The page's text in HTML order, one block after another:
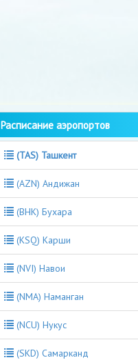
Расписание аэропортов
(TAS) Ташкент
(AZN) Андижан
(BHK) Бухара
(KSQ) Карши
(NVI) Навои
(NMA) Наманган
(NCU) Нукус
(SKD) Самарканд